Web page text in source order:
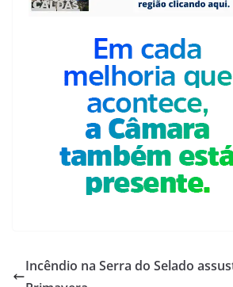
Incêndio na Serra do Selado